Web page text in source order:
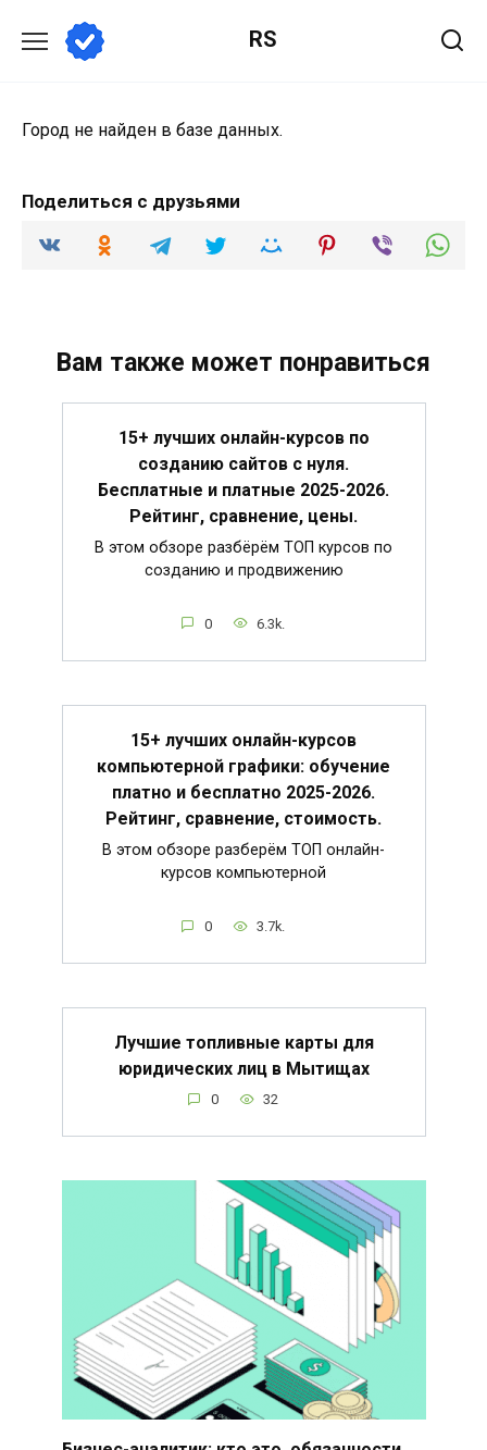
содержанию
RS
Город не найден в базе данных.
Поделиться с друзьями
Вам также может понравиться
15+ лучших онлайн-курсов по
созданию сайтов с нуля.
Бесплатные и платные 2025-2026.
Рейтинг, сравнение, цены.
В этом обзоре разбёрём ТОП курсов по
созданию и продвижению
0 6.3k.
15+ лучших онлайн-курсов
компьютерной графики: обучение
платно и бесплатно 2025-2026.
Рейтинг, сравнение, стоимость.
В этом обзоре разберём ТОП онлайн-
курсов компьютерной
0 3.7k.
Лучшие топливные карты для
юридических лиц в Мытищах
0 32